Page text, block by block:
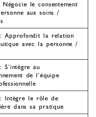
Négocie le consentement
aux soins /
Approfondit la relation
avec la personne /
S’intègre au
de l’équipe
Intègre le rôle de
dans sa pratique